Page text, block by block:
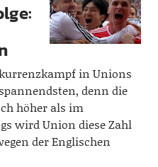
in Unions
denn die
höher als im
wird Union diese Zahl
der Englischen